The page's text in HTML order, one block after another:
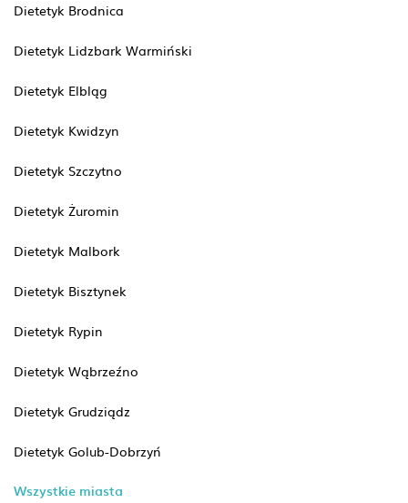
Dietetyk Brodnica
Dietetyk Lidzbark Warmiński
Dietetyk Elbląg
Dietetyk Kwidzyn
Dietetyk Szczytno
Dietetyk Żuromin
Dietetyk Malbork
Dietetyk Bisztynek
Dietetyk Rypin
Dietetyk Wąbrzeźno
Dietetyk Grudziądz
Dietetyk Golub-Dobrzyń
Wszystkie miasta